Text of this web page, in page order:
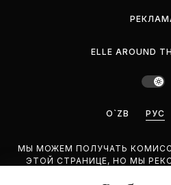
ELLE AROUND
O`ZB РУС
МЫ МОЖЕМ ПОЛУЧАТЬ
ЭТОЙ СТРАНИЦЕ, НО МЫ